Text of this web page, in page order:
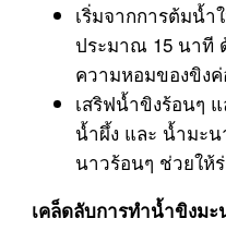
เริ่มจากการต้มน้ำ
ประมาณ 15 นาที
ความหอมของขิง
เสริฟน้ำขิงร้อนๆ
น้ำผึ้ง และ น้ำมะน
นาวร้อนๆ ช่วยให้
เคล็ดลับการทำน้ำขิงมะ